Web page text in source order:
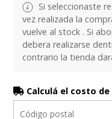
Si seleccionaste
vez realizada la
vuelve al stock . Si
debera realizarse
contrario la tienda
Calculá el costo de